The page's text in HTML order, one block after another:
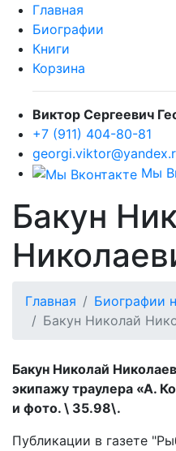
Главная
Биографии
Книги
Корзина
Виктор Сергеевич
+7 (911) 404-80-81
Мы
Бакун
Главная
Биографии
Бакун Николай
Бакун Николай
экипажу траулера «А.
и фото. \ 35.98\.
Публикации в газете